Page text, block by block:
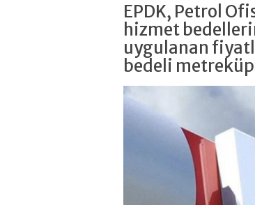
EPDK, Petrol
hizmet
uygulanan
bedeli metreküp